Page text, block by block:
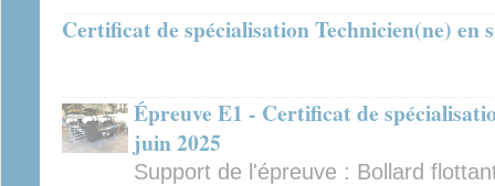
Certificat de spécialisation Technicien(ne) en
Épreuve E1 - Certificat de
juin 2025
Support de l'épreuve : Bollard